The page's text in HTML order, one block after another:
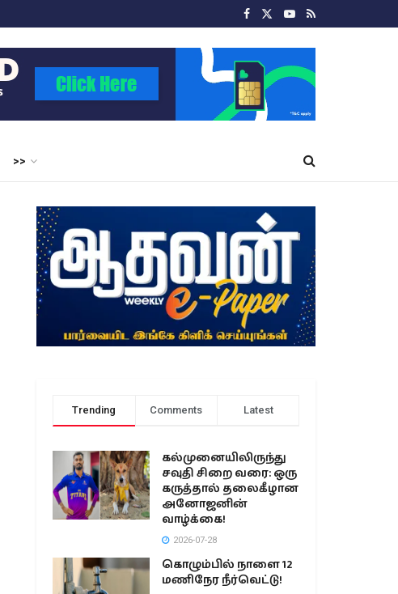
>>
Trending Comments Latest
கல்முனையிலிருந்து
சவுதி சிறை வரை: ஒரு
கருத்தால் தலைகீழான
அனோஜனின்
வாழ்க்கை!
2026-07-28
கொழும்பில் நாளை 12
மணிநேர நீர்வெட்டு!